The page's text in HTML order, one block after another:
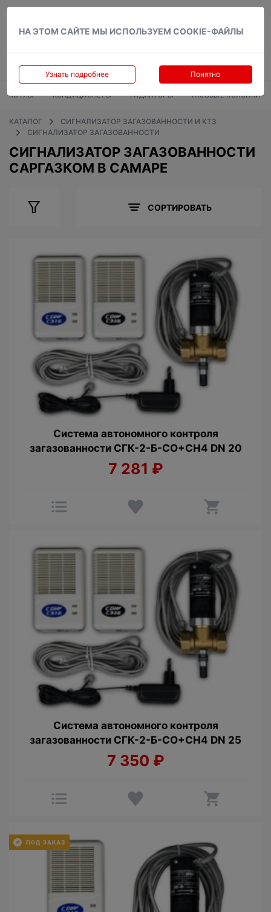
НА ЭТОМ САЙТЕ МЫ ИСПОЛЬЗУЕМ COOKIE-ФАЙЛЫ
Узнать подробнее Понятно
КОТЛЫ КОНДИЦИОНЕРЫ РАДИАТОРЫ ГАЗОВЫЕ КОЛОНКИ
КАТАЛОГ
СИГНАЛИЗАТОР ЗАГАЗОВАННОСТИ И КТЗ
СИГНАЛИЗАТОР ЗАГАЗОВАННОСТИ
СИГНАЛИЗАТОР ЗАГАЗОВАННОСТИ
САРГАЗКОМ В САМАРЕ
СОРТИРОВАТЬ
Cистема автономного контроля
загазованности СГК-2-Б-CO+СН4 DN 20
7 281 ₽
Cистема автономного контроля
загазованности СГК-2-Б-CO+СН4 DN 25
7 350 ₽